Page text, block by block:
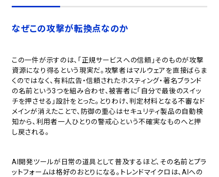
なぜこの攻撃が転換点なのか
この一件が示すのは、「正規サービスへの信頼」そのものが攻撃
資源になり得るという現実だ。攻撃者はマルウェアを直接ばらま
くのではなく、有料広告・信頼されたホスティング・著名ブランド
の名前という3つを組み合わせ、被害者に「自分で最後のスイッ
チを押させる」設計をとった。とりわけ、判定材料となる不審なド
メインが消えたことで、防御の重心はセキュリティ製品の自動検
知から、利用者一人ひとりの警戒心という不確実なものへと押
し戻される。
AI開発ツールが日常の道具として普及するほど、その名前とプラ
ットフォームは格好のおとりになる。トレンドマイクロは、AIへの